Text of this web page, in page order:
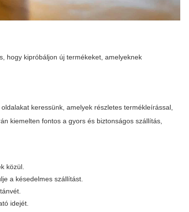
hogy kipróbáljon új termékeket, amelyeknek
keressünk, amelyek részletes termékleírással,
kiemelten fontos a gyors és biztonságos szállítás,
közül.
a késedelmes szállítást.
idejét.